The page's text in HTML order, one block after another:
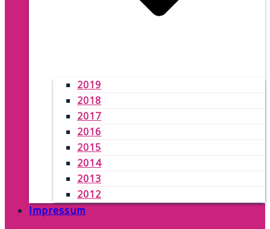
2019
2018
2017
2016
2015
2014
2013
2012
Impressum